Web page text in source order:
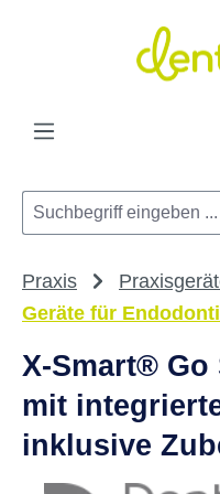
Zum Hauptinhalt
Praxis
Geräte für
X-Smart® Go
mit
inklusive